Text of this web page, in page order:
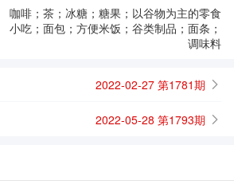
咖啡；茶；冰糖；糖果；以谷物为主的零食
小吃；面包；方便米饭；谷类制品；面条；
调味料
2022-02-27 第1781期
2022-05-28 第1793期